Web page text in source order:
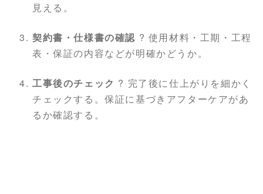
見える。
契約書・仕様書の確認 ? 使用材料・工期・工程
表・保証の内容などが明確かどうか。
工事後のチェック ? 完了後に仕上がりを細かく
チェックする。保証に基づきアフターケアがあ
るか確認する。